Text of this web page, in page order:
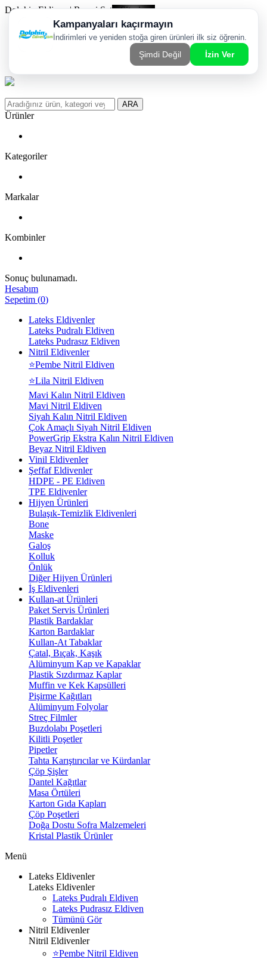
Dolphin Eldiven | Resmi Satış Sitesi
Kargom Nerede?
WhatsApp Sipariş Hattı
ARA
Ürünler
Kategoriler
Markalar
Kombinler
Sonuç bulunamadı.
Hesabım
Sepetim (0)
Lateks Eldivenler
Lateks Pudralı Eldiven
Lateks Pudrasız Eldiven
Nitril Eldivenler
⭐Pembe Nitril Eldiven
⭐Lila Nitril Eldiven
Mavi Kalın Nitril Eldiven
Mavi Nitril Eldiven
Siyah Kalın Nitril Eldiven
Çok Amaçlı Siyah Nitril Eldiven
PowerGrip Ekstra Kalın Nitril Eldiven
Beyaz Nitril Eldiven
Vinil Eldivenler
Şeffaf Eldivenler
HDPE - PE Eldiven
TPE Eldivenler
Hijyen Ürünleri
Bulaşık-Temizlik Eldivenleri
Bone
Maske
Galoş
Kolluk
Önlük
Diğer Hijyen Ürünleri
İş Eldivenleri
Kullan-at Ürünleri
Paket Servis Ürünleri
Plastik Bardaklar
Karton Bardaklar
Kullan-At Tabaklar
Çatal, Bıçak, Kaşık
Alüminyum Kap ve Kapaklar
Plastik Sızdırmaz Kaplar
Muffin ve Kek Kapsülleri
Pişirme Kağıtları
Alüminyum Folyolar
Streç Filmler
Buzdolabı Poşetleri
Kilitli Poşetler
Pipetler
Tahta Karıştırıcılar ve Kürdanlar
Çöp Şişler
Dantel Kağıtlar
Masa Örtüleri
Karton Gıda Kapları
Çöp Poşetleri
Doğa Dostu Sofra Malzemeleri
Kristal Plastik Ürünler
Menü
Lateks Eldivenler
Lateks Eldivenler
Lateks Pudralı Eldiven
Lateks Pudrasız Eldiven
Tümünü Gör
Nitril Eldivenler
Nitril Eldivenler
⭐Pembe Nitril Eldiven